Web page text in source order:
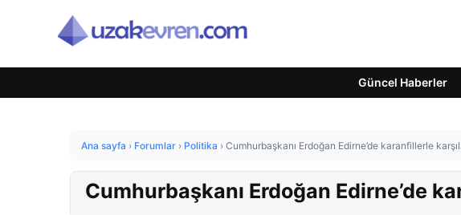
Güncel Haberler
Ana sayfa › Forumlar › Politika › Cumhurbaşkanı Erdoğan Edirne’de karanfillerle
Cumhurbaşkanı Erdoğan Edirne’de